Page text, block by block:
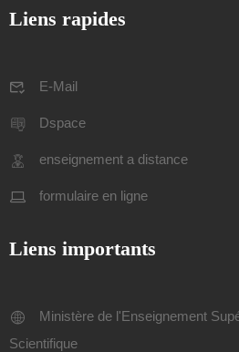
Liens rapides
E-Mail
Dspace
enseignement a distance
formulaire en ligne
Liens importants
Ministère de l'Enseignement
Scientifique